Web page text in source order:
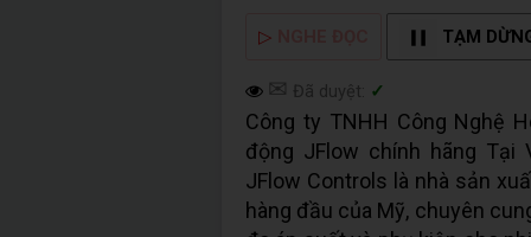
▷ TẠM
✉ Đã duyệt: ✓
Công ty TNHH Công Nghệ
động JFlow chính hãng Tại
JFlow Controls là nhà sản
hàng đầu của Mỹ, chuyên